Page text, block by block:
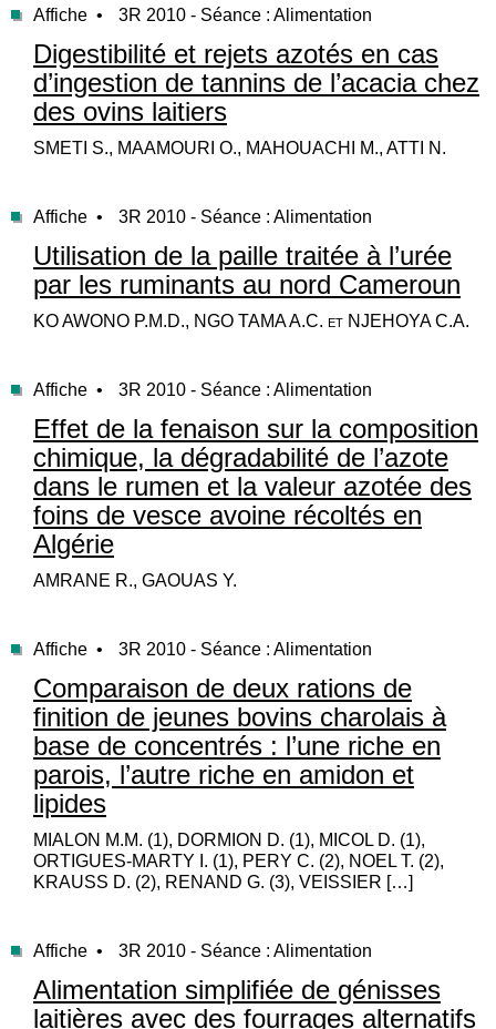
Affiche • 3R 2010 - Séance : Alimentation
Digestibilité et rejets azotés en cas
d’ingestion de tannins de l’acacia chez
des ovins laitiers
SMETI S., MAAMOURI O., MAHOUACHI M., ATTI N.
Affiche • 3R 2010 - Séance : Alimentation
Utilisation de la paille traitée à l’urée
par les ruminants au nord Cameroun
KO AWONO P.M.D., NGO TAMA A.C. et NJEHOYA C.A.
Affiche • 3R 2010 - Séance : Alimentation
Effet de la fenaison sur la composition
chimique, la dégradabilité de l’azote
dans le rumen et la valeur azotée des
foins de vesce avoine récoltés en
Algérie
AMRANE R., GAOUAS Y.
Affiche • 3R 2010 - Séance : Alimentation
Comparaison de deux rations de
finition de jeunes bovins charolais à
base de concentrés : l’une riche en
parois, l’autre riche en amidon et
lipides
MIALON M.M. (1), DORMION D. (1), MICOL D. (1),
ORTIGUES-MARTY I. (1), PERY C. (2), NOEL T. (2),
KRAUSS D. (2), RENAND G. (3), VEISSIER […]
Affiche • 3R 2010 - Séance : Alimentation
Alimentation simplifiée de génisses
laitières avec des fourrages alternatifs